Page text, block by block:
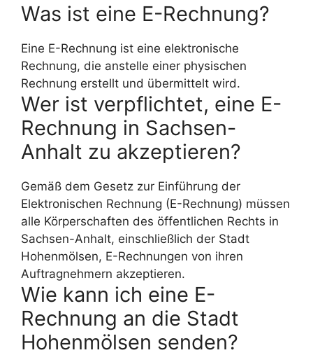
Was ist eine E-Rechnung?
Eine E-Rechnung ist eine elektronische
Rechnung, die anstelle einer physischen
Rechnung erstellt und übermittelt wird.
Wer ist verpflichtet, eine E-
Rechnung in Sachsen-
Anhalt zu akzeptieren?
Gemäß dem Gesetz zur Einführung der
Elektronischen Rechnung (E-Rechnung) müssen
alle Körperschaften des öffentlichen Rechts in
Sachsen-Anhalt, einschließlich der Stadt
Hohenmölsen, E-Rechnungen von ihren
Auftragnehmern akzeptieren.
Wie kann ich eine E-
Rechnung an die Stadt
Hohenmölsen senden?